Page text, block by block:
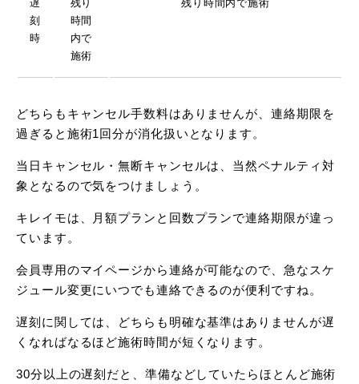
遅
刻
時
残り
時間
内で
施術
残り時間内で施術
どちらもキャンセル手数料はありませんが、連絡期限を
過ぎると施術1回分が消化扱いとなります。
当日キャンセル・無断キャンセルは、当然ペナルティ対
象となるので気をつけましょう。
キレイモは、月額プランと回数プランで連絡期限が違っ
ています。
会員専用のマイページから連絡が可能なので、急なスケ
ジュール変更にいつでも連絡できるのが便利ですね。
遅刻に関しては、どちらも明確な基準はありませんが遅
くなればなるほど施術時間が短くなります。
30分以上の遅刻だと、準備などしていたらほとんど施術